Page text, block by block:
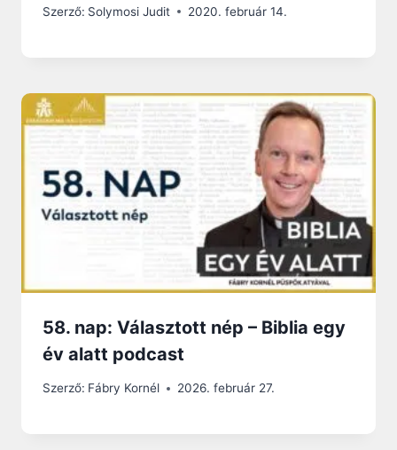
Szerző: Solymosi Judit 2020. február 14.
58. nap: Választott nép – Biblia egy
év alatt podcast
Szerző: Fábry Kornél 2026. február 27.